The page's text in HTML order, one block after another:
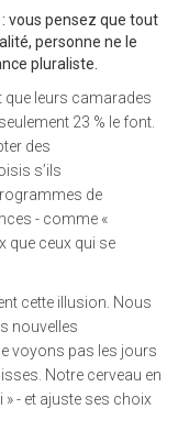
vous pensez que tout
personne ne le
pluraliste.
que leurs camarades
23 % le font.
des
s’ils
de
- comme «
que ceux qui se
cette illusion. Nous
nouvelles
voyons pas les jours
Notre cerveau en
» - et ajuste ses choix